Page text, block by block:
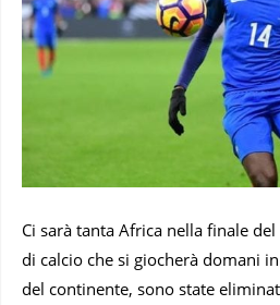
Ci sarà tanta Africa nella finale
di calcio che si giocherà domani
del continente, sono state